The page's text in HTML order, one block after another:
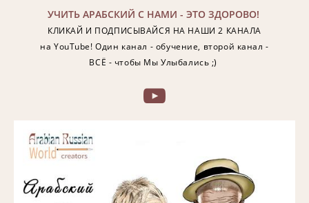
УЧИТЬ АРАБСКИЙ С НАМИ - ЭТО ЗДОРОВО!
КЛИКАЙ И ПОДПИСЫВАЙСЯ НА НАШИ 2 КАНАЛА
на YouTube!Один канал - обучение, второй канал -
ВСЁ - чтобы Мы Улыбались ;)